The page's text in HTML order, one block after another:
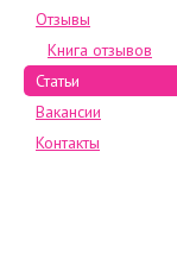
Отзывы
Книга отзывов
Статьи
Вакансии
Контакты